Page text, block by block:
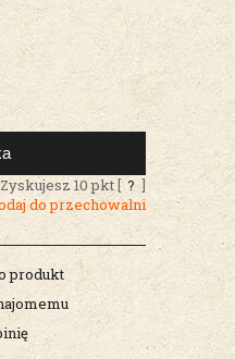
Zyskujesz 10pkt [ ? ]
do przechowalni
produkt